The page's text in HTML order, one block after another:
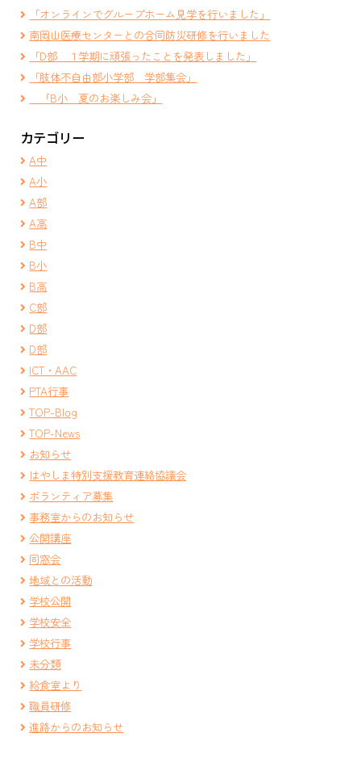
「オンラインでグループホーム見学を行いました」
南岡山医療センターとの合同防災研修を行いました
「D部 １学期に頑張ったことを発表しました」
「肢体不自由部小学部 学部集会」
「B小 夏のお楽しみ会」
カテゴリー
A中
A小
A部
A高
B中
B小
B高
C部
D部
D部
ICT・AAC
PTA行事
TOP-Blog
TOP-News
お知らせ
はやしま特別支援教育連絡協議会
ボランティア募集
事務室からのお知らせ
公開講座
同窓会
地域との活動
学校公開
学校安全
学校行事
未分類
給食室より
職員研修
進路からのお知らせ